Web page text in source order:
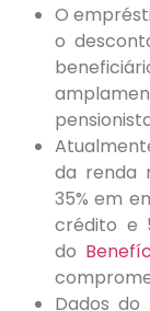
O
o
da renda
35% em
crédito e
do
Dados do